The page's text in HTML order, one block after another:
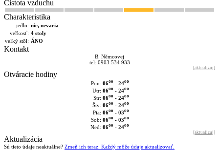
Čistota vzduchu
Charakteristika
jedlo: nie, nevaria
veľkosť: 4 stoly
veľký stôl: ÁNO
Kontakt
B. Němcovej
tel: 0903 534 933
[aktualizuj]
Otváracie hodiny
Pon: 06oo- 24oo
Utr: 06oo- 24oo
Str: 06oo- 24oo
Štv: 06oo- 24oo
Pia: 06oo- 03oo
Sob: 06oo- 03oo
Ned: 06oo- 24oo
[aktualizuj]
Aktualizácia
Sú tieto údaje neaktuálne? Zmeň ich teraz. Každý môže údaje aktualizovať.